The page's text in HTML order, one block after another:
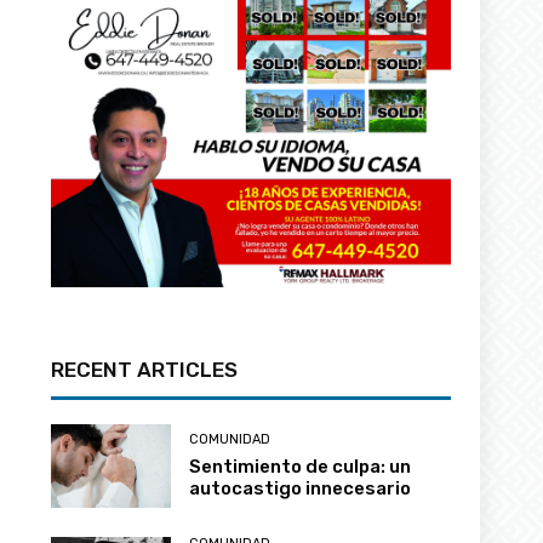
RECENT ARTICLES
COMUNIDAD
Sentimiento de culpa: un
autocastigo innecesario